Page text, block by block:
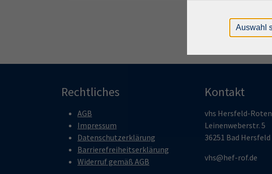
Rechtliches
AGB
Impressum
Datenschutzerklärung
Barrierefreiheitserklärung
Widerruf gemäß AGB
Kontakt
vhs Hersfeld-
Leinenweberstr. 5
36251 Bad Hersfeld
vhs@hef-rof.de
Auswahl